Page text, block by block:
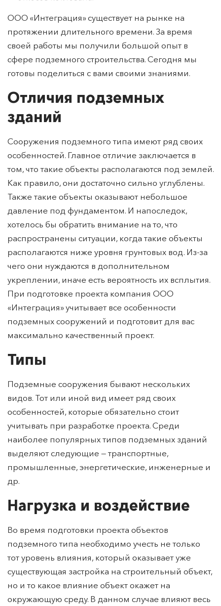
откосов котлована.
ООО «Интеграция» существует на рынке на
протяжении длительного времени. За время
своей работы мы получили большой опыт в
готовы поделиться с вами своими знаниями.
Отличия подземных
зданий
Сооружения подземного типа имеют ряд своих
особенностей. Главное отличие заключается в
том, что такие объекты располагаются под землей.
Как правило, они достаточно сильно углублены.
Также такие объекты оказывают небольшое
давление под фундаментом. И напоследок,
хотелось бы обратить внимание на то, что
распространены ситуации, когда такие объекты
располагаются ниже уровня грунтовых вод. Из-за
чего они нуждаются в дополнительном
укреплении, иначе есть вероятность их всплытия.
При подготовке проекта компания ООО
«Интеграция» учитывает все особенности
максимально качественный проект.
Типы
Подземные сооружения бывают нескольких
видов. Тот или иной вид имеет ряд своих
особенностей, которые обязательно стоит
учитывать при разработке проекта. Среди
наиболее популярных типов подземных зданий
выделяют следующие — транспортные,
др.
Нагрузка и воздействие
Во время подготовки проекта объектов
подземного типа необходимо учесть не только
тот уровень влияния, который оказывает уже
существующая застройка на строительный объект,